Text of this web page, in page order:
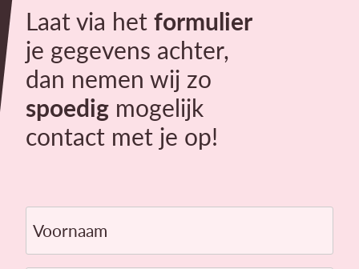
Laat via hetformulier
je gegevens achter,
dan nemen wij zo
spoedig mogelijk
contact met je op!